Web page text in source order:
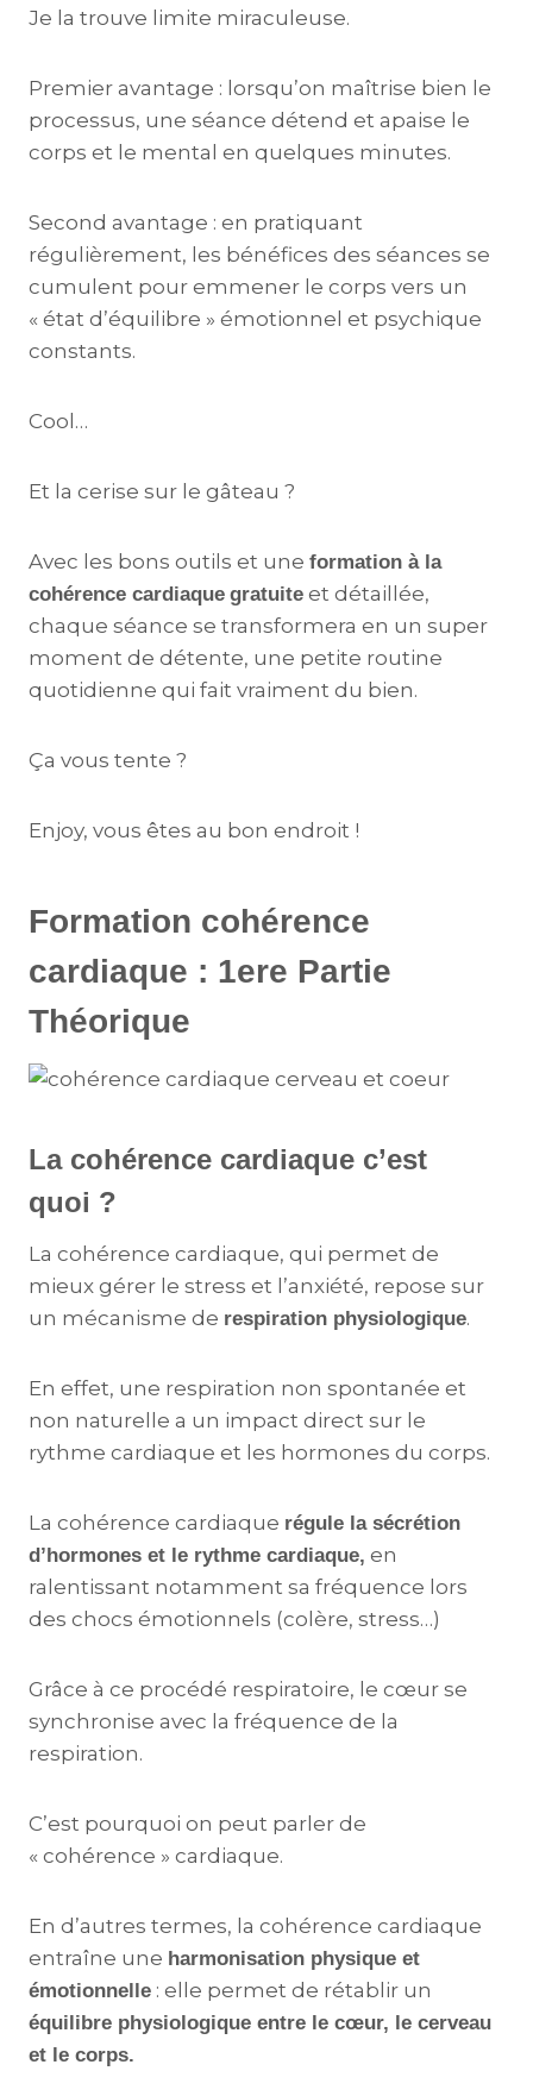
Je la trouve limite miraculeuse.
Premier avantage : lorsqu’on maîtrise bien le
processus, une séance détend et apaise le
corps et le mental en quelques minutes.
Second avantage : en pratiquant
régulièrement, les bénéfices des séances se
cumulent pour emmener le corps vers un
« état d’équilibre » émotionnel et psychique
constants.
Cool…
Et la cerise sur le gâteau ?
Avec les bons outils et une formation à la
cohérence cardiaque gratuite et détaillée,
chaque séance se transformera en un super
moment de détente, une petite routine
quotidienne qui fait vraiment du bien.
Ça vous tente ?
Enjoy, vous êtes au bon endroit !
Formation cohérence
cardiaque : 1ere Partie
Théorique
La cohérence cardiaque c’est
quoi ?
La cohérence cardiaque, qui permet de
mieux gérer le stress et l’anxiété, repose sur
un mécanisme de respiration physiologique.
En effet, une respiration non spontanée et
non naturelle a un impact direct sur le
rythme cardiaque et les hormones du corps.
La cohérence cardiaque régule la sécrétion
d’hormones et le rythme cardiaque, en
ralentissant notamment sa fréquence lors
des chocs émotionnels (colère, stress…)
Grâce à ce procédé respiratoire, le cœur se
synchronise avec la fréquence de la
respiration.
C’est pourquoi on peut parler de
« cohérence » cardiaque.
En d’autres termes, la cohérence cardiaque
entraîne une harmonisation physique et
émotionnelle : elle permet de rétablir un
équilibre physiologique entre le cœur, le cerveau
et le corps.